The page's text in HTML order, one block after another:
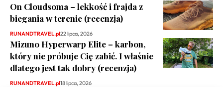
On Cloudsoma – lekkość i frajda z
biegania w terenie (recenzja)
RUNANDTRAVEL.pl22 lipca, 2026
Mizuno Hyperwarp Elite – karbon,
który nie próbuje Cię zabić. I właśnie
dlatego jest tak dobry (recenzja)
RUNANDTRAVEL.pl18 lipca, 2026